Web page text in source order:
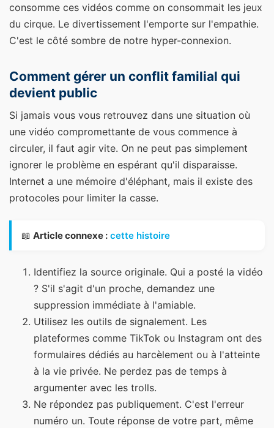
consomme ces vidéos comme on consommait les jeux
du cirque. Le divertissement l'emporte sur l'empathie.
C'est le côté sombre de notre hyper-connexion.
Comment gérer un conflit familial qui
devient public
Si jamais vous vous retrouvez dans une situation où
une vidéo compromettante de vous commence à
circuler, il faut agir vite. On ne peut pas simplement
ignorer le problème en espérant qu'il disparaisse.
Internet a une mémoire d'éléphant, mais il existe des
protocoles pour limiter la casse.
📖 Article connexe : cette histoire
Identifiez la source originale. Qui a posté la vidéo
? S'il s'agit d'un proche, demandez une
suppression immédiate à l'amiable.
Utilisez les outils de signalement. Les
plateformes comme TikTok ou Instagram ont des
formulaires dédiés au harcèlement ou à l'atteinte
à la vie privée. Ne perdez pas de temps à
argumenter avec les trolls.
Ne répondez pas publiquement. C'est l'erreur
numéro un. Toute réponse de votre part, même